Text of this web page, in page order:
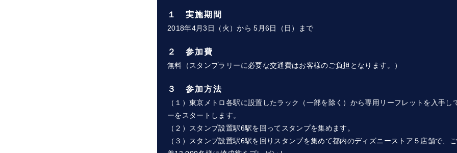
１ 実施期間
2018年4月3日（火）から 5月6日（日）まで
２ 参加費
無料（スタンプラリーに必要な交通費はお客様のご負担となります。）
３ 参加方法
（１）東京メトロ各駅に設置したラック（一部を除く）から専用リーフレットを入手し
ーをスタートします。
（２）スタンプ設置駅6駅を回ってスタンプを集めます。
（３）スタンプ設置駅6駅を回りスタンプを集めて都内のディズニーストア５店舗で、